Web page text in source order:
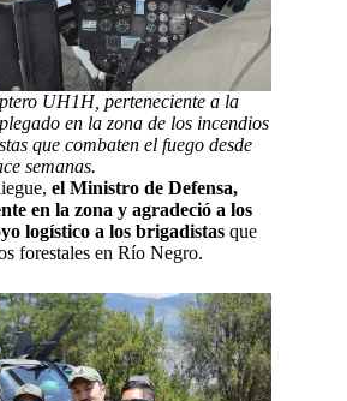
UH1H, perteneciente a la
en la zona de los incendios
que combaten el fuego desde
semanas.
el Ministro de Defensa,
en la zona y agradeció a los
logístico a los brigadistas que
forestales en Río Negro.